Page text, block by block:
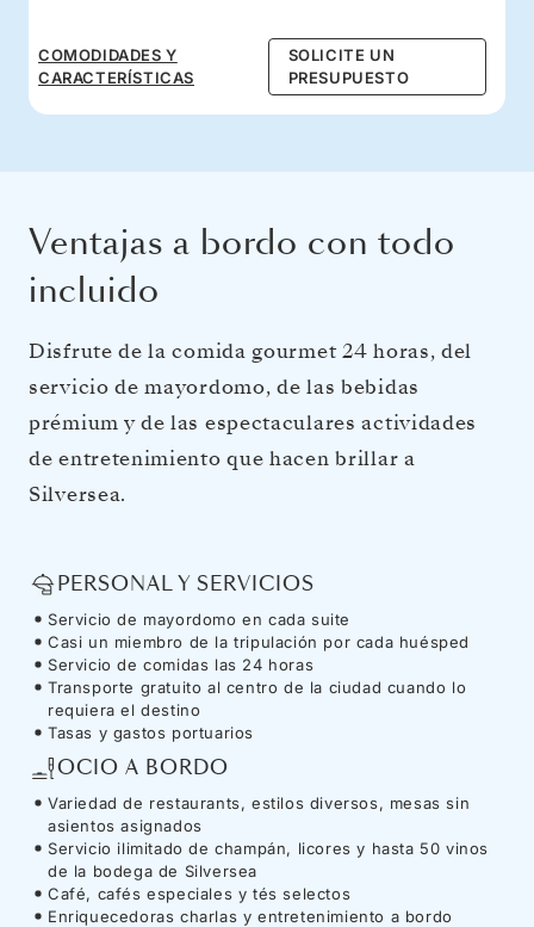
COMODIDADES Y
CARACTERÍSTICAS
SOLICITE UN
PRESUPUESTO
Ventajas a bordo con todo
incluido
Disfrute de la comida gourmet 24 horas, del
servicio de mayordomo, de las bebidas
prémium y de las espectaculares actividades
de entretenimiento que hacen brillar a
Silversea.
PERSONAL Y SERVICIOS
Servicio de mayordomo en cada suite
Casi un miembro de la tripulación por cada huésped
Servicio de comidas las 24 horas
Transporte gratuito al centro de la ciudad cuando lo
requiera el destino
Tasas y gastos portuarios
OCIO A BORDO
Variedad de restaurants, estilos diversos, mesas sin
asientos asignados
Servicio ilimitado de champán, licores y hasta 50 vinos
de la bodega de Silversea
Café, cafés especiales y tés selectos
Enriquecedoras charlas y entretenimiento a bordo